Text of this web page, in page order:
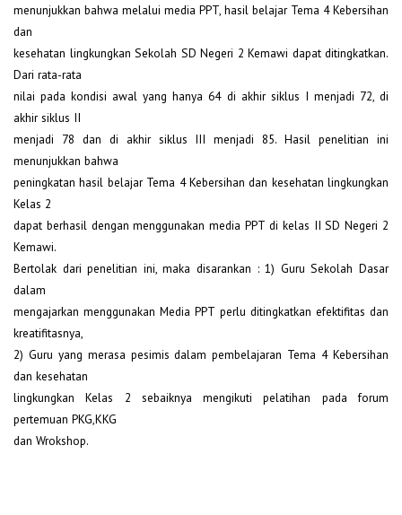
menunjukkan bahwa melalui media PPT, hasil belajar Tema 4 Kebersihan
dan
kesehatan lingkungkan Sekolah SD Negeri 2 Kemawi dapat ditingkatkan.
Dari rata-rata
nilai pada kondisi awal yang hanya 64 di akhir siklus I menjadi 72, di
akhir siklus II
menjadi 78 dan di akhir siklus III menjadi 85. Hasil penelitian ini
menunjukkan bahwa
peningkatan hasil belajar Tema 4 Kebersihan dan kesehatan lingkungkan
Kelas 2
dapat berhasil dengan menggunakan media PPT di kelas II SD Negeri 2
Kemawi.
Bertolak dari penelitian ini, maka disarankan : 1) Guru Sekolah Dasar
dalam
mengajarkan menggunakan Media PPT perlu ditingkatkan efektifitas dan
kreatifitasnya,
2) Guru yang merasa pesimis dalam pembelajaran Tema 4 Kebersihan
dan kesehatan
lingkungkan Kelas 2 sebaiknya mengikuti pelatihan pada forum
pertemuan PKG,KKG
dan Wrokshop.